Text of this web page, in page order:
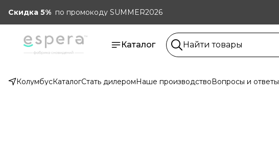
Скидка 5% по промокоду SUMMER2026
Каталог
КолумбусКаталогСтать дилеромНаше производствоВопросы и ответы